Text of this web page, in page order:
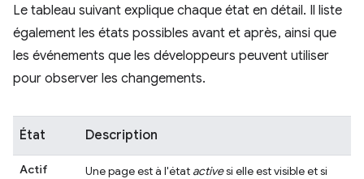
Le tableau suivant explique chaque état en détail. Il liste
également les états possibles avant et après, ainsi que
les événements que les développeurs peuvent utiliser
pour observer les changements.
État Description
Actif Une page est à l'état activesi elle est visible et si